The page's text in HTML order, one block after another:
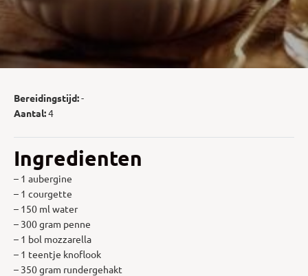
Bereidingstijd:-
Aantal:4
Ingredienten
– 1 aubergine
– 1 courgette
– 150 ml water
– 300 gram penne
– 1 bol mozzarella
– 1 teentje knoflook
– 350 gram rundergehakt